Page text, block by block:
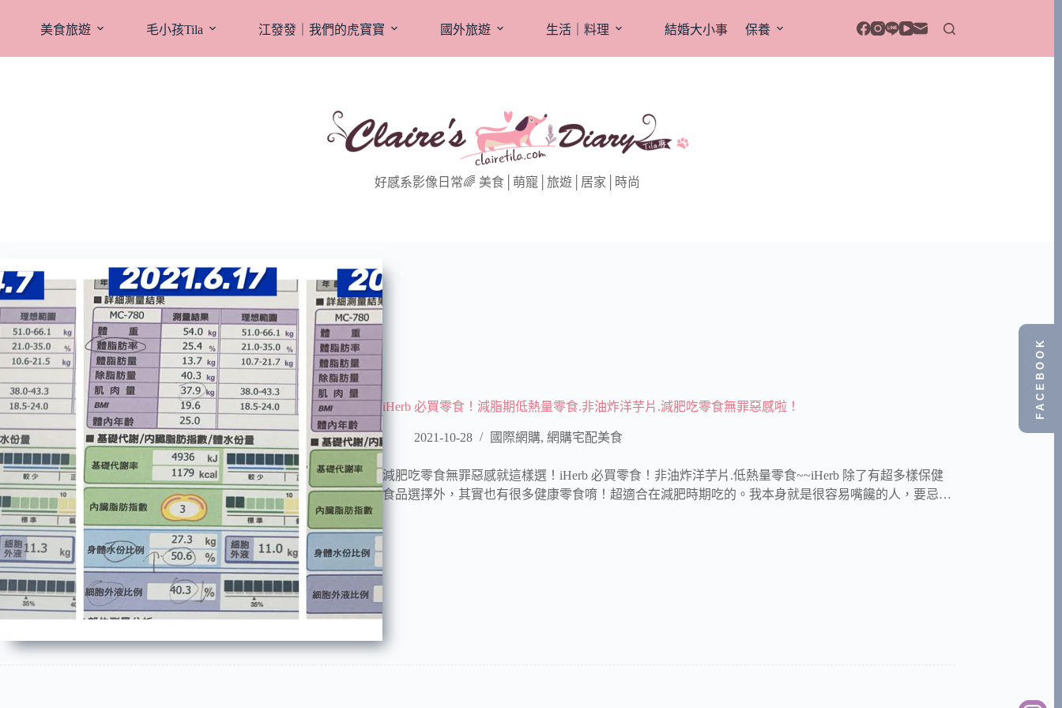
美食旅遊 毛小孩Tila 江發發｜我們的虎寶寶 國外旅遊 生活｜料理 結婚大小事 保養
好感系影像日常🌈 美食│萌寵│旅遊│居家│時尚
iHerb 必買零食！減脂期低熱量零食.非油炸洋芋片.減肥吃零食無罪惡感啦！
2021-10-28 國際網購, 網購宅配美食
減肥吃零食無罪惡感就這樣選！iHerb 必買零食！非油炸洋芋片.低熱量零食~~iHerb 除了有超多樣保健
食品選擇外，其實也有很多健康零食唷！超適合在減肥時期吃的。我本身就是很容易嘴饞的人，要忌…
FACEBOOK